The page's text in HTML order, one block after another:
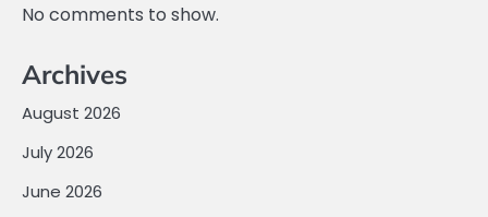
No comments to show.
Archives
August 2026
July 2026
June 2026